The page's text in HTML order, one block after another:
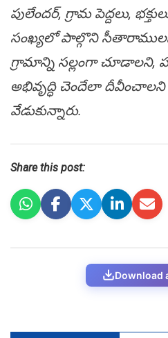
పులేంద‌ర్, గ్రామ పెద్ద‌లు,
సంఖ్య‌లో పాల్గొని
గ్రామాన్ని స‌ల్లంగా చూడాల‌ని,
అభివృద్ధి చెందేలా
వేడుకున్నారు.
Share this post:
Download